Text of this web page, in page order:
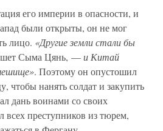
его империи в опасности, и
были открыты, он не мог
лицо. «Другие земли стали бы
Сыма Цянь, —и Китай
. Поэтому он опустошил
чтобы нанять солдат и закупить
дань воинами со своих
всех преступников из тюрем,